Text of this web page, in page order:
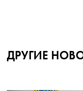
ДРУГИЕ